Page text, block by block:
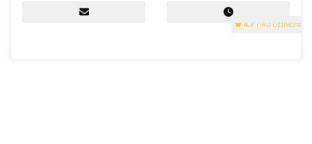
4.7 (140 Opinions)